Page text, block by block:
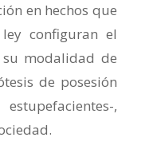
en hechos que
configuran el
modalidad de
de posesión
,